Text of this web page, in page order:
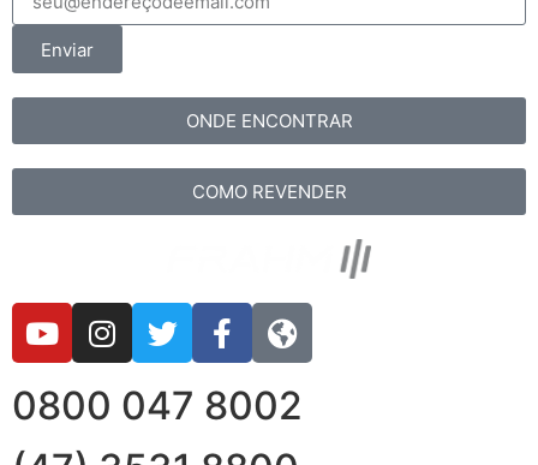
Enviar
ONDE ENCONTRAR
COMO REVENDER
0800 047 8002